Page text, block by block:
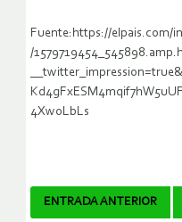
Fuente:https://elpais.com/
/
4XwoLbLs
Navegador
ENTRADA ANTERIOR